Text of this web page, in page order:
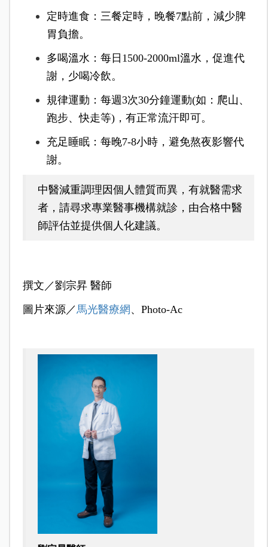
定時進食：三餐定時，晚餐7點前，減少脾
胃負擔。
多喝溫水：每日1500-2000ml溫水，促進代
謝，少喝冷飲。
規律運動：每週3次30分鐘運動(如：爬山、
跑步、快走等)，有正常流汗即可。
充足睡眠：每晚7-8小時，避免熬夜影響代
謝。
中醫減重調理因個人體質而異，有就醫需求
者，請尋求專業醫事機構就診，由合格中醫
師評估並提供個人化建議。
撰文／劉宗昇 醫師
圖片來源／馬光醫療網 、Photo-Ac